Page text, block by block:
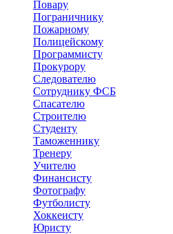
Повару
Пограничнику
Пожарному
Полицейскому
Программисту
Прокурору
Следователю
Сотруднику ФСБ
Спасателю
Строителю
Студенту
Таможеннику
Тренеру
Учителю
Финансисту
Фотографу
Футболисту
Хоккеисту
Юристу